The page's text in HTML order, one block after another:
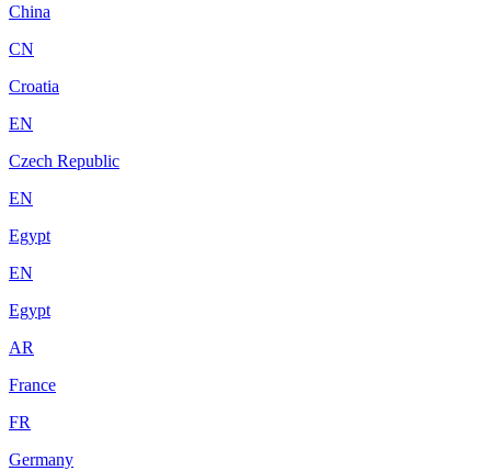
China
CN
Croatia
EN
Czech Republic
EN
Egypt
EN
Egypt
AR
France
FR
Germany